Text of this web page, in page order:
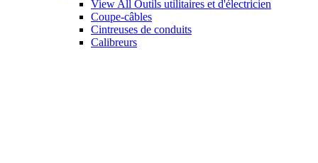
View All Outils utilitaires et d'électricien
Coupe-câbles
Cintreuses de conduits
Calibreurs